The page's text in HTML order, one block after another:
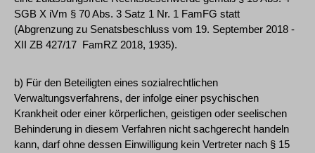
SGB X iVm § 70 Abs. 3 Satz 1 Nr. 1 FamFG statt
(Abgrenzung zu Senatsbeschluss vom 19. September 2018 ­
XII ZB 427/17 ­ FamRZ 2018, 1935).
b) Für den Beteiligten eines sozialrechtlichen
Verwaltungsverfahrens, der infolge einer psychischen
Krankheit oder einer körperlichen, geistigen oder seelischen
Behinderung in diesem Verfahren nicht sachgerecht handeln
kann, darf ohne dessen Einwilligung kein Vertreter nach § 15